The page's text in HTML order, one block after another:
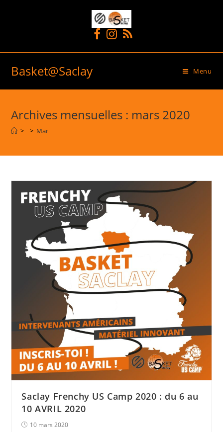
Basket@Saclay Menu
Archives mensuelles : mars 2020
> > Mar
Saclay Frenchy US Camp 2020 : du 6 au
10 AVRIL 2020
10 mars 2020